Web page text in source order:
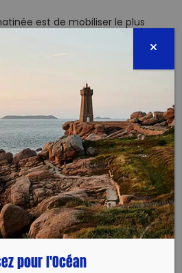
est de mobiliser le plus
famille et entre membres
est non seulement le
des montagnes, mais aussi
d’informer sur les consignes
sur l’environnement.
par une collation
Un troc de graines et de
prévu tout au long de
un concours photos des
sera proposé. Enfin, le
les expositions du
Sensibles à la qualité
les jeunes conseillers ont
leur mandat sur des
les déchets et leur
pour l'Océan